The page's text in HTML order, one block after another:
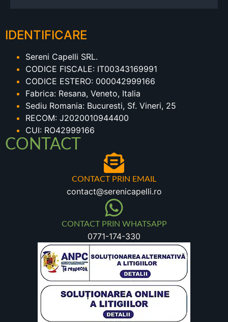
IDENTIFICARE
Sereni Capelli SRL.
CODICE FISCALE: IT00343169991
CODICE ESTERO: 000042999166
Fabrica: Resana, Veneto, Italia
Sediu Romania: Bucuresti, Sf. Vineri, 25
RECOM: J2020010944400
CUI: RO42999166
CONTACT
CONTACT PRIN EMAIL
contact@serenicapelli.ro
CONTACT PRIN WHATSAPP
0771-174-330